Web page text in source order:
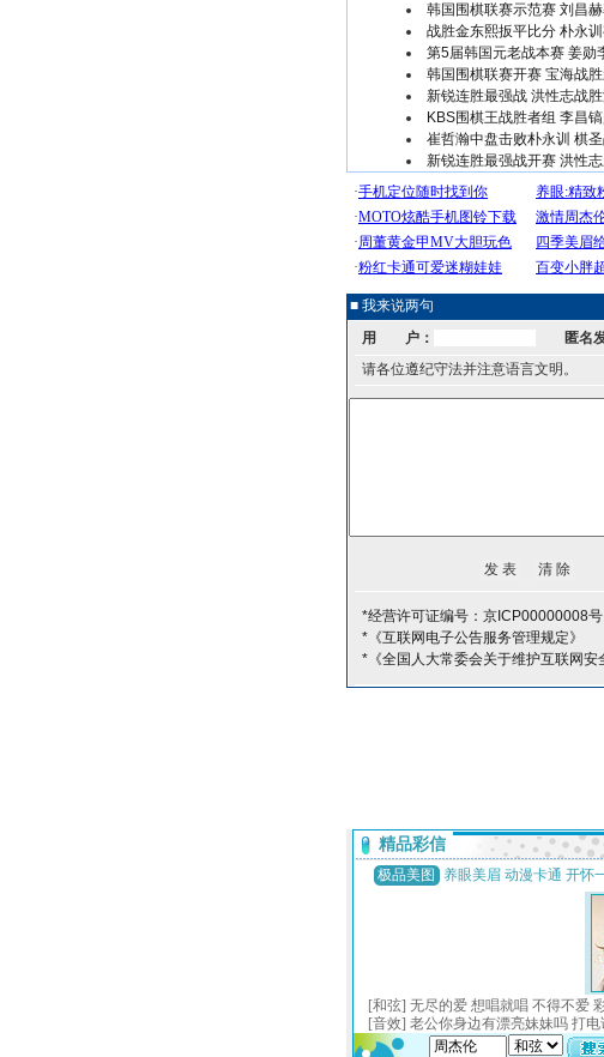
韩国围棋联赛示范赛 刘昌
战胜金东熙扳平比分 朴永
第5届韩国元老战本赛 姜勋
韩国围棋联赛开赛 宝海战
新锐连胜最强战 洪性志战
KBS围棋王战胜者组 李昌
崔哲瀚中盘击败朴永训 棋
新锐连胜最强战开赛 洪性
■ 我来说两句
用 户：
匿名
请各位遵纪守法并注意语言文明。
*经营许可证编号：京ICP00000008号
*《互联网电子公告服务管理规定》
*《全国人大常委会关于维护互联网安